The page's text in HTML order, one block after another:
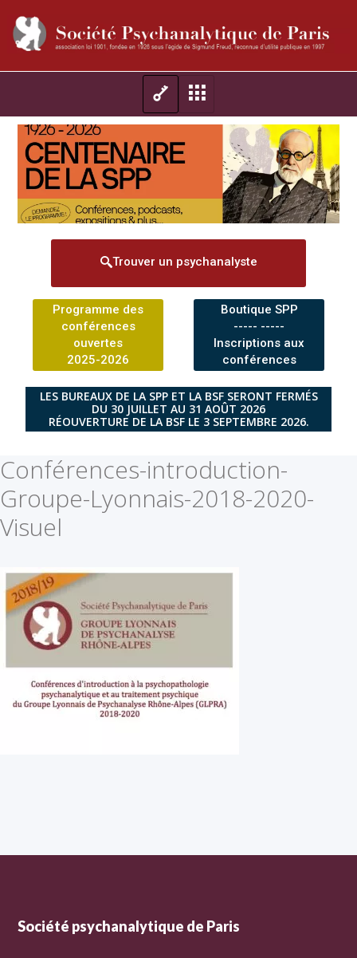
Trouver un psychanalyste
Programme des
conférences
ouvertes
2025-2026
Boutique SPP
----- -----
Inscriptions aux
conférences
LES BUREAUX DE LA SPP ET LA BSF SERONT FERMÉS
DU 30 JUILLET AU 31 AOÛT 2026
RÉOUVERTURE DE LA BSF LE 3 SEPTEMBRE 2026.
Conférences-introduction-
Groupe-Lyonnais-2018-2020-
Visuel
Société psychanalytique de Paris